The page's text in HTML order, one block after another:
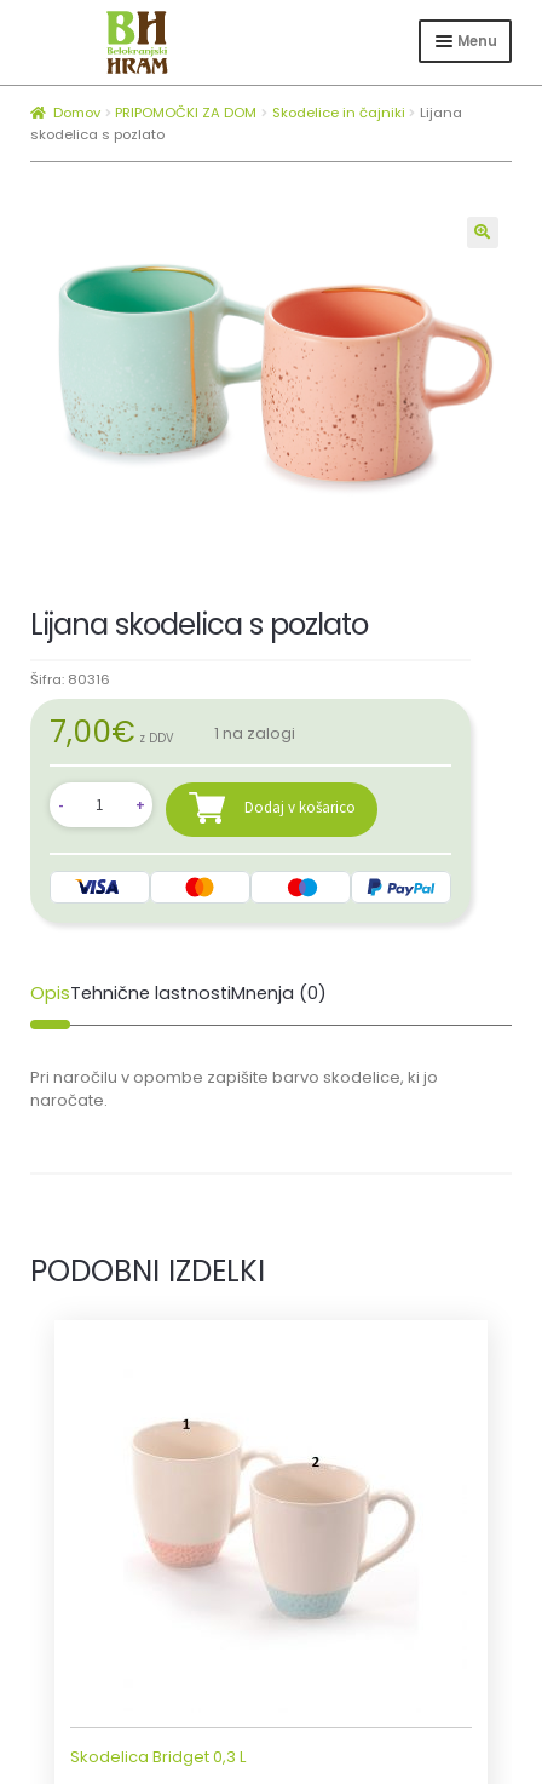
Menu
TRGOVINA
child
O NAS
ZAPOSLOVANJE
Domov PRIPOMOČKI ZA DOM Skodelice in čajniki
Lijana
skodelica s pozlato
Lijana skodelica s pozlato
Šifra: 80316
7,00€ z DDV 1 na zalogi
Dodaj v košarico
OpisTehnične lastnostiMnenja (0)
Pri naročilu v opombe zapišite barvo skodelice, ki jo
naročate.
PODOBNI IZDELKI
Skodelica Bridget 0,3 L